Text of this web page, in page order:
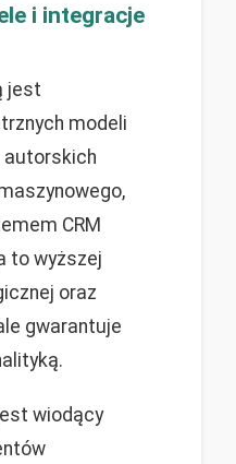
i integracje
jest
modeli
autorskich
CRM
to wyższej
oraz
gwarantuje
wiodący